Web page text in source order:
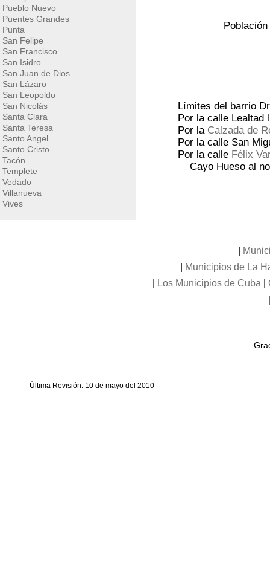
Pueblo Nuevo
Puentes Grandes
Punta
San Felipe
San Francisco
San Isidro
San Juan de Dios
San Lázaro
San Leopoldo
San Nicolás
Santa Clara
Santa Teresa
Santo Angel
Santo Cristo
Tacón
Templete
Vedado
Villanueva
Vives
Límites del barrio
Por la calle Lealtad
Por la Calzada de
Por la calle San
Por la calle Félix
Cayo Hueso al
Municipios de La
Los Municipios de Cuba
Última Revisión: 10 de mayo del 2010